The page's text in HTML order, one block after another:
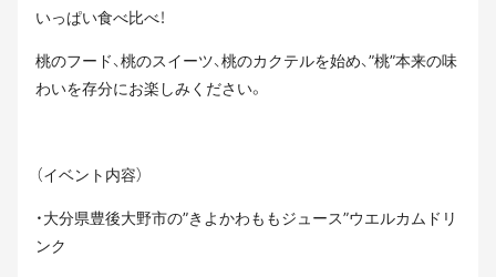
いっぱい食べ比べ！
桃のフード、桃のスイーツ、桃のカクテルを始め、”桃”本来の味
わいを存分にお楽しみください。
（イベント内容）
・大分県豊後大野市の”きよかわももジュース”ウエルカムドリ
ンク